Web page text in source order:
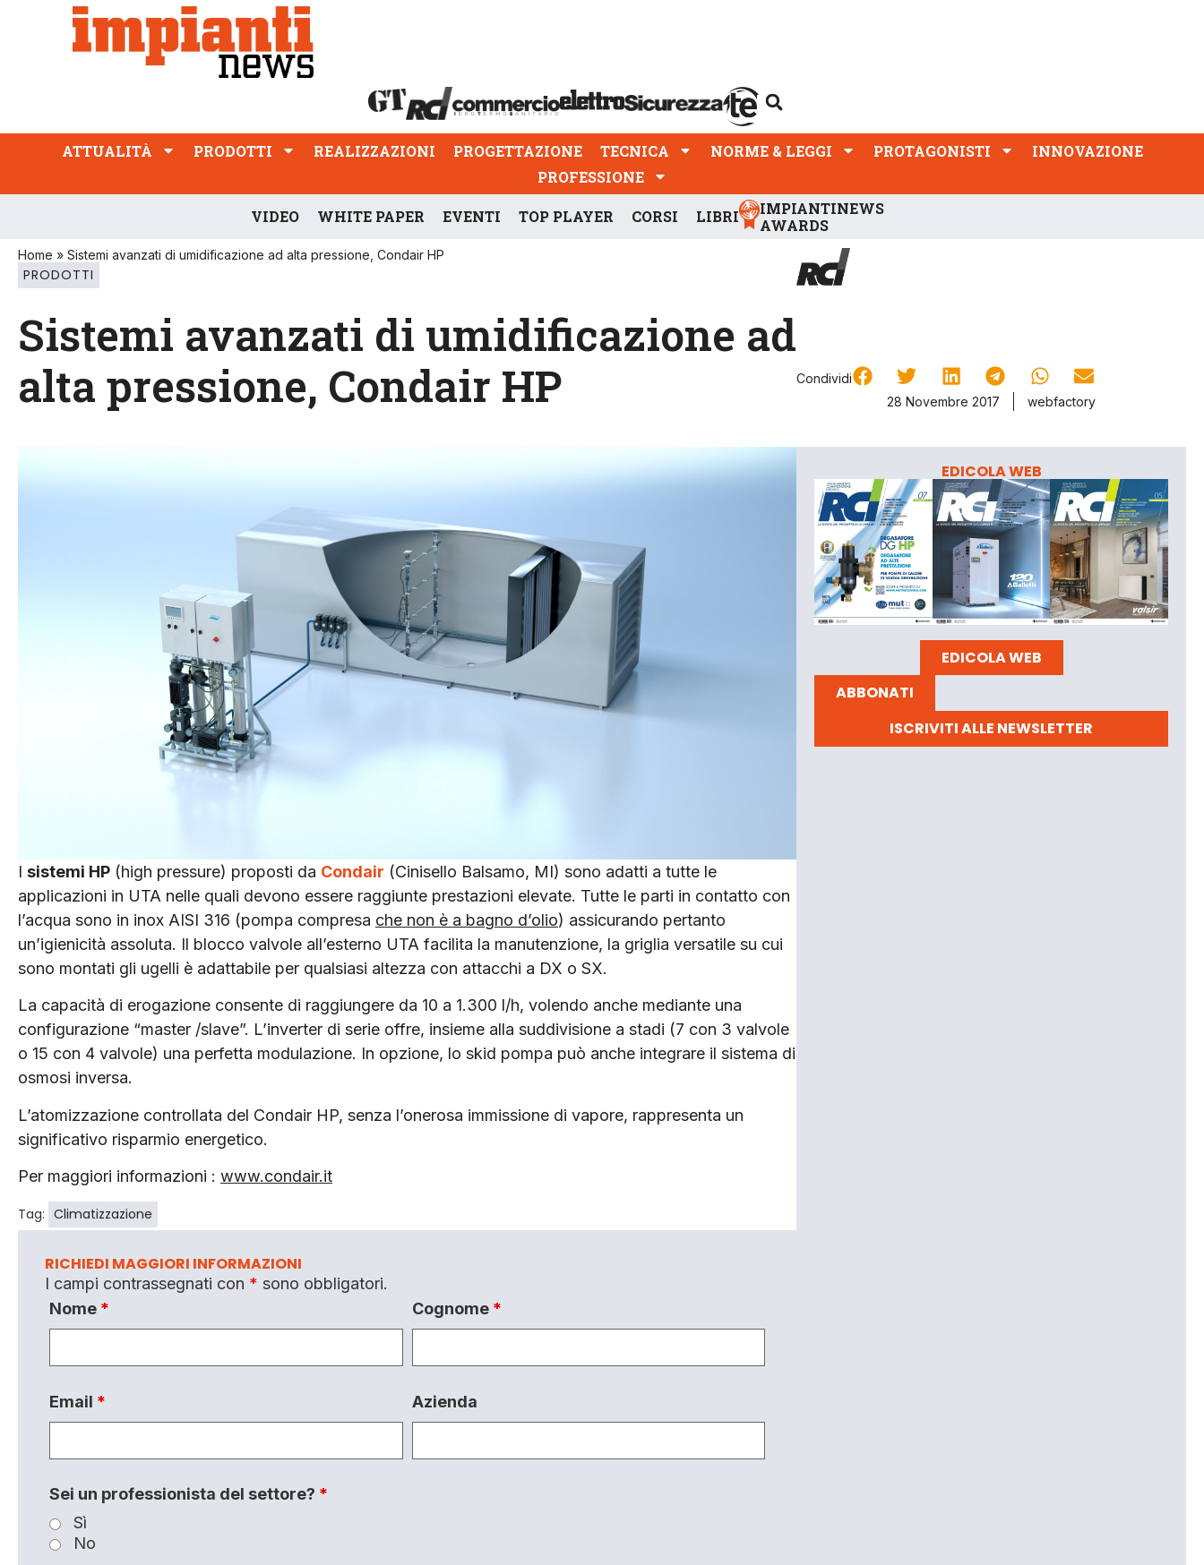
ATTUALITÀ PRODOTTI REALIZZAZIONI
PROFESSIONE
ATTUALITÀ PRODOTTI REALIZZAZIONI PROGETTAZIONE TECNICA NORME & LEGGI PROTAGONISTI
INNOVAZIONE
PROFESSIONE
VIDEO WHITE PAPER EVENTI TOP PLAYER CORSI LIBRI
IMPIANTINEWS
AWARDS
Home » Sistemi avanzati di umidificazione ad alta pressione, Condair HP
PRODOTTI
Sistemi avanzati di umidificazione ad
alta pressione, Condair HP
Condividi
28 Novembre 2017
webfactory
I sistemi HP (high pressure) proposti da Condair (Cinisello Balsamo, MI) sono adatti a tutte le
applicazioni in UTA nelle quali devono essere raggiunte prestazioni elevate. Tutte le parti in contatto con
l’acqua sono in inox AISI 316 (pompa compresa che non è a bagno d’olio) assicurando pertanto
un’igienicità assoluta. Il blocco valvole all’esterno UTA facilita la manutenzione, la griglia versatile su cui
sono montati gli ugelli è adattabile per qualsiasi altezza con attacchi a DX o SX.
La capacità di erogazione consente di raggiungere da 10 a 1.300 l/h, volendo anche mediante una
configurazione “master /slave”. L’inverter di serie offre, insieme alla suddivisione a stadi (7 con 3 valvole
o 15 con 4 valvole) una perfetta modulazione. In opzione, lo skid pompa può anche integrare il sistema di
osmosi inversa.
L’atomizzazione controllata del Condair HP, senza l’onerosa immissione di vapore, rappresenta un
significativo risparmio energetico.
Per maggiori informazioni : www.condair.it
Tag: Climatizzazione
RICHIEDI MAGGIORI INFORMAZIONI
I campi contrassegnati con * sono obbligatori.
Nome * Cognome *
Email * Azienda
Sei un professionista del settore? *
Sì
No
EDICOLA WEB
EDICOLA WEB
ABBONATI
ISCRIVITI ALLE NEWSLETTER